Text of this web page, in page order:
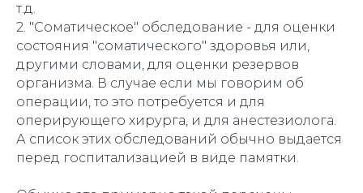
т.д.
2. "Соматическое" обследование - для оценки
состояния "соматического" здоровья или,
другими словами, для оценки резервов
организма. В случае если мы говорим об
операции, то это потребуется и для
оперирующего хирурга, и для анестезиолога.
А список этих обследований обычно выдается
перед госпитализацией в виде памятки.